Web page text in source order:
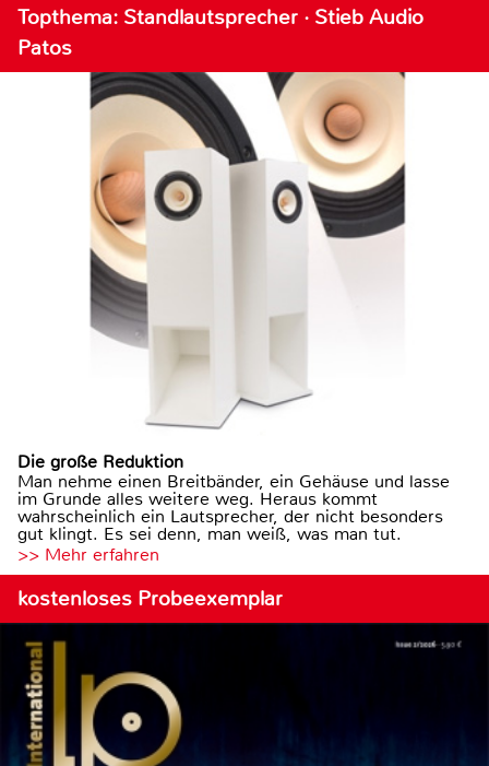
Topthema: Standlautsprecher · Stieb Audio
Patos
Die große Reduktion
Man nehme einen Breitbänder, ein Gehäuse und lasse
im Grunde alles weitere weg. Heraus kommt
wahrscheinlich ein Lautsprecher, der nicht besonders
gut klingt. Es sei denn, man weiß, was man tut.
>> Mehr erfahren
kostenloses Probeexemplar